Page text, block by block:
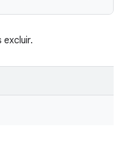
excluir.